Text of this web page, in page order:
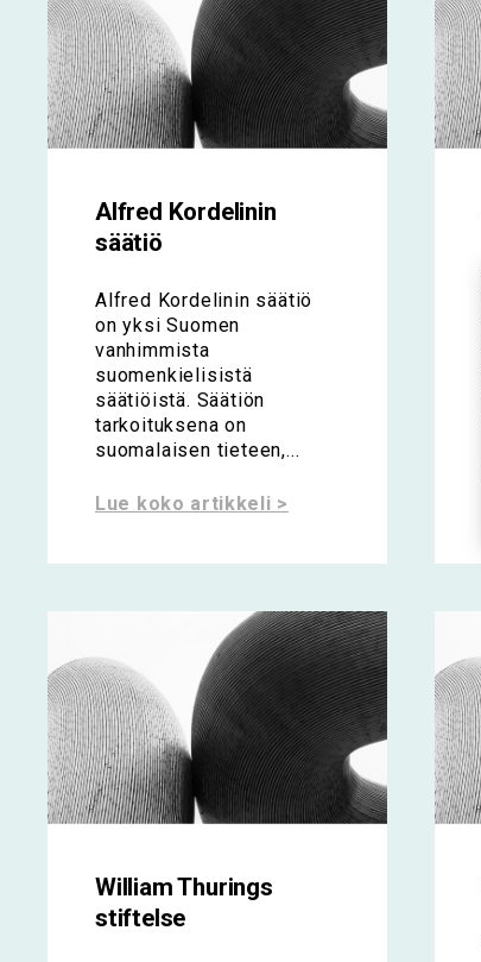
Alfred Kordelinin
säätiö
Alfred Kordelinin säätiö
on yksi Suomen
vanhimmista
suomenkielisistä
säätiöistä. Säätiön
tarkoituksena on
suomalaisen tieteen,...
Lue koko artikkeli >
William Thurings
stiftelse